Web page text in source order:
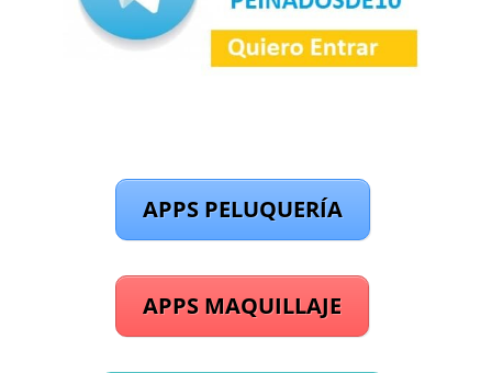
APPS PELUQUERÍA
APPS MAQUILLAJE